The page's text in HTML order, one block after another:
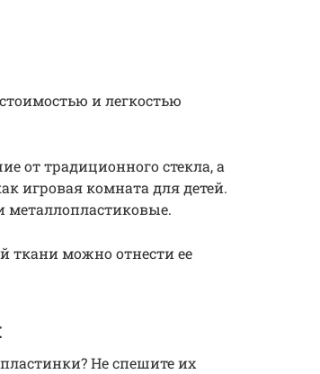
и легкостью
от традиционного стекла, а
игровая комната для детей.
металлопластиковые.
ткани можно отнести ее
Не спешите их